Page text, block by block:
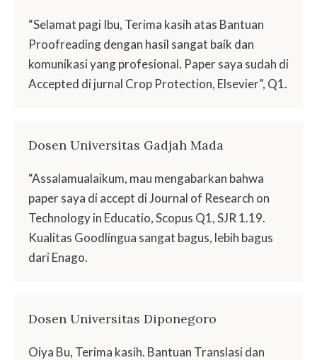
“Selamat pagi Ibu, Terima kasih atas Bantuan
Proofreading dengan hasil sangat baik dan
komunikasi yang profesional. Paper saya sudah di
Accepted di jurnal Crop Protection, Elsevier”, Q1.
Dosen Universitas Gadjah Mada
“Assalamualaikum, mau mengabarkan bahwa
paper saya di accept di Journal of Research on
Technology in Educatio, Scopus Q1, SJR 1.19.
Kualitas Goodlingua sangat bagus, lebih bagus
dari Enago.
Dosen Universitas Diponegoro
Oiya Bu, Terima kasih. Bantuan Translasi dan